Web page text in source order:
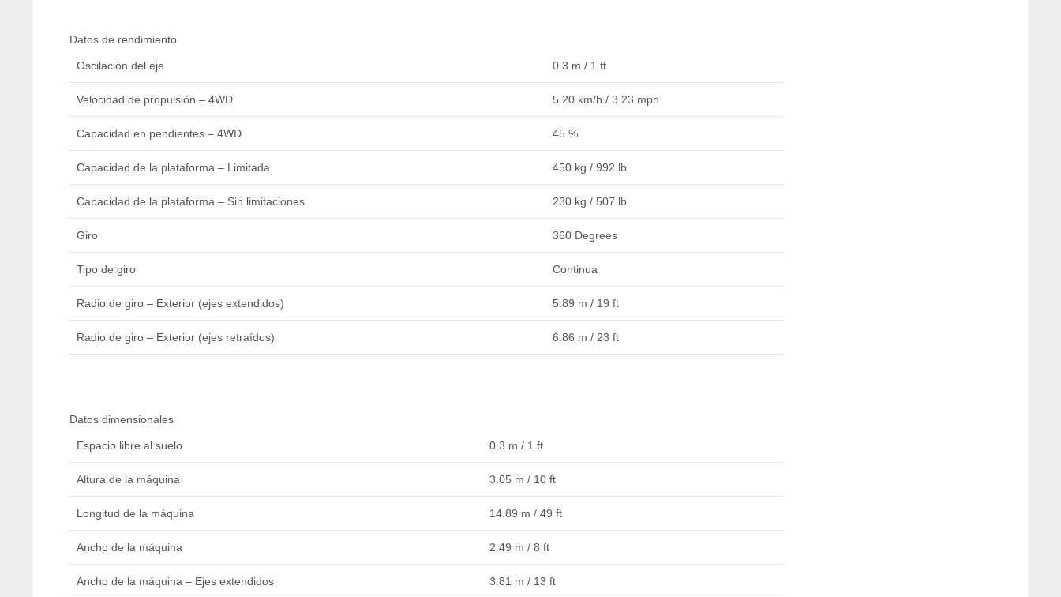
Datos de rendimiento
Oscilación del eje 0.3 m / 1 ft
Velocidad de propulsión – 4WD 5.20 km/h / 3.23 mph
Capacidad en pendientes – 4WD 45 %
Capacidad de la plataforma – Limitada 450 kg / 992 lb
Capacidad de la plataforma – Sin limitaciones 230 kg / 507 lb
Giro 360 Degrees
Tipo de giro Continua
Radio de giro – Exterior (ejes extendidos) 5.89 m / 19 ft
Radio de giro – Exterior (ejes retraídos) 6.86 m / 23 ft
Datos dimensionales
Espacio libre al suelo 0.3 m / 1 ft
Altura de la máquina 3.05 m / 10 ft
Longitud de la máquina 14.89 m / 49 ft
Ancho de la máquina 2.49 m / 8 ft
Ancho de la máquina – Ejes extendidos 3.81 m / 13 ft